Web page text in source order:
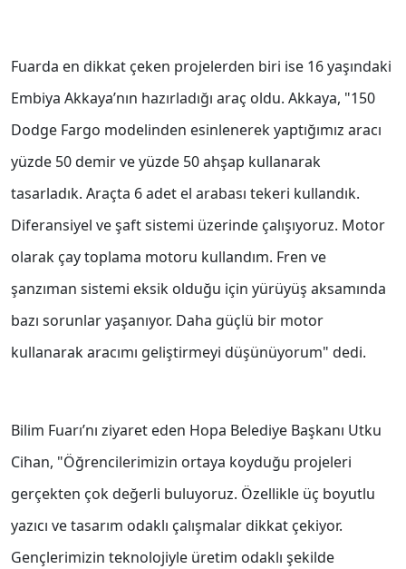
Fuarda en dikkat çeken projelerden biri ise 16 yaşındaki
Embiya Akkaya’nın hazırladığı araç oldu. Akkaya, "150
Dodge Fargo modelinden esinlenerek yaptığımız aracı
yüzde 50 demir ve yüzde 50 ahşap kullanarak
tasarladık. Araçta 6 adet el arabası tekeri kullandık.
Diferansiyel ve şaft sistemi üzerinde çalışıyoruz. Motor
olarak çay toplama motoru kullandım. Fren ve
şanzıman sistemi eksik olduğu için yürüyüş aksamında
bazı sorunlar yaşanıyor. Daha güçlü bir motor
kullanarak aracımı geliştirmeyi düşünüyorum" dedi.
Bilim Fuarı’nı ziyaret eden Hopa Belediye Başkanı Utku
Cihan, "Öğrencilerimizin ortaya koyduğu projeleri
gerçekten çok değerli buluyoruz. Özellikle üç boyutlu
yazıcı ve tasarım odaklı çalışmalar dikkat çekiyor.
Gençlerimizin teknolojiyle üretim odaklı şekilde